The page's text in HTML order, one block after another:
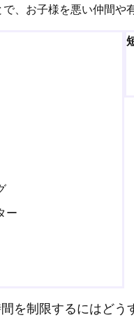
、お子様を悪い仲間や
ー
を制限するにはどう